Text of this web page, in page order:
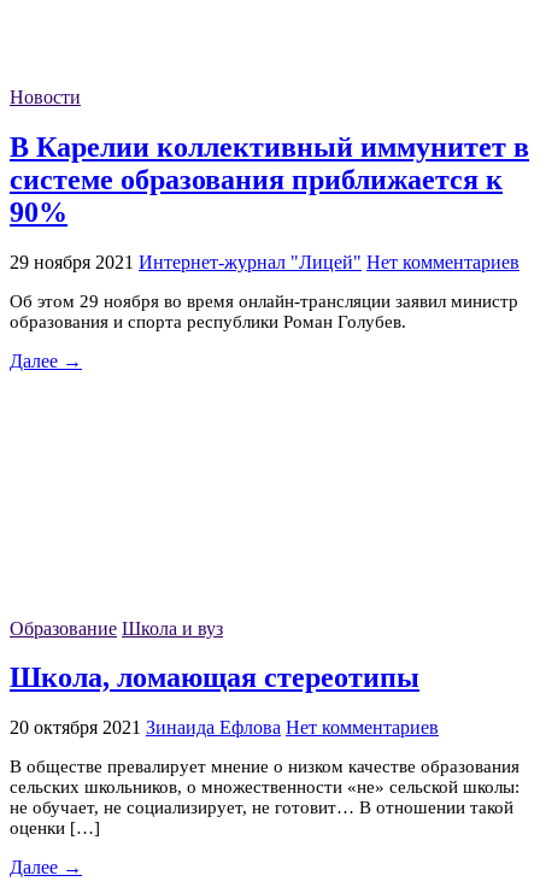
Новости
В Карелии коллективный иммунитет в
системе образования приближается к
90%
29 ноября 2021 Интернет-журнал "Лицей" Нет комментариев
Об этом 29 ноября во время онлайн-трансляции заявил министр
образования и спорта республики Роман Голубев.
Далее →
Образование Школа и вуз
Школа, ломающая стереотипы
20 октября 2021 Зинаида Ефлова Нет комментариев
В обществе превалирует мнение о низком качестве образования
сельских школьников, о множественности «не» сельской школы:
не обучает, не социализирует, не готовит… В отношении такой
оценки […]
Далее →